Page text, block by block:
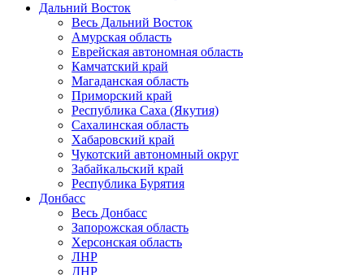
Дальний Восток
Весь Дальний Восток
Амурская область
Еврейская автономная область
Камчатский край
Магаданская область
Приморский край
Республика Саха (Якутия)
Сахалинская область
Хабаровский край
Чукотский автономный округ
Забайкальский край
Республика Бурятия
Донбасс
Весь Донбасс
Запорожская область
Херсонская область
ЛНР
ДНР